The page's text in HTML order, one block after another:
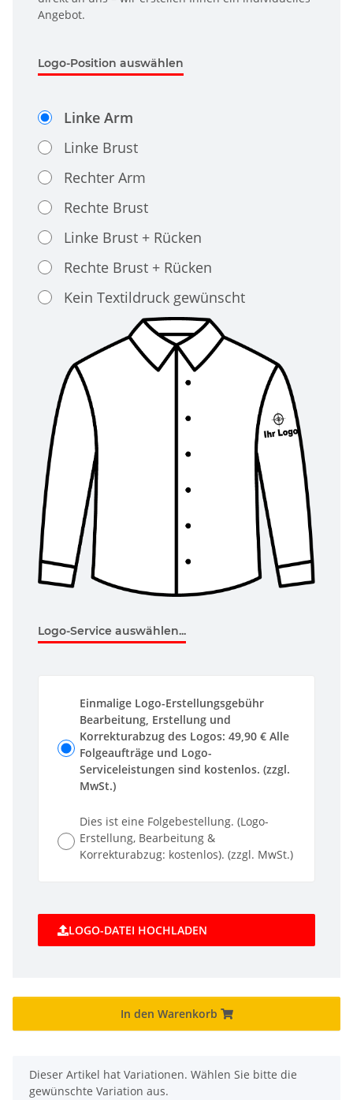
Angebot.
Logo-Position auswählen
Linke Arm
Linke Brust
Rechter Arm
Rechte Brust
Linke Brust + Rücken
Rechte Brust + Rücken
Kein Textildruck gewünscht
Logo-Service auswählen...
Einmalige Logo-Erstellungsgebühr
Bearbeitung, Erstellung und
Korrekturabzug des Logos: 49,90 € Alle
Folgeaufträge und Logo-
Serviceleistungen sind kostenlos. (zzgl.
MwSt.)
Dies ist eine Folgebestellung. (Logo-
Erstellung, Bearbeitung &
Korrekturabzug: kostenlos). (zzgl. MwSt.)
LOGO-DATEI HOCHLADEN
In den Warenkorb
x
Dieser Artikel hat Variationen. Wählen Sie bitte die
gewünschte Variation aus.